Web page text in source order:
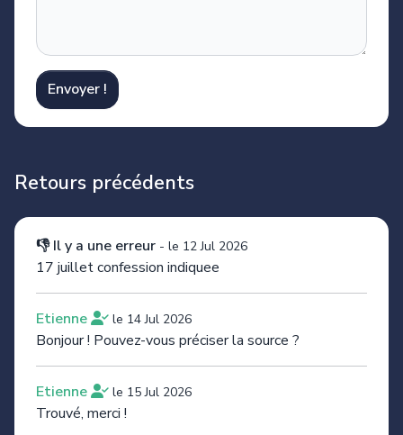
Envoyer !
Retours précédents
👎 Il y a une erreur - le 12 Jul 2026
17 juillet confession indiquee
Etienne le 14 Jul 2026
Bonjour ! Pouvez-vous préciser la source ?
Etienne le 15 Jul 2026
Trouvé, merci !